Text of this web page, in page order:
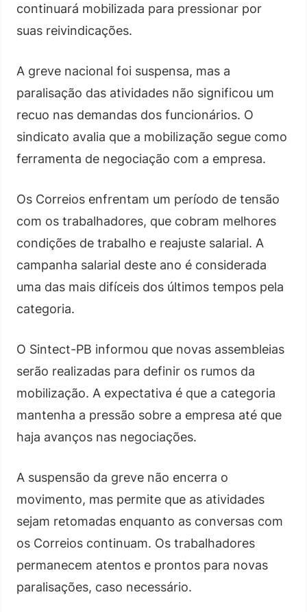
continuará mobilizada para pressionar por
suas reivindicações.
A greve nacional foi suspensa, mas a
paralisação das atividades não significou um
recuo nas demandas dos funcionários. O
sindicato avalia que a mobilização segue como
ferramenta de negociação com a empresa.
Os Correios enfrentam um período de tensão
com os trabalhadores, que cobram melhores
condições de trabalho e reajuste salarial. A
campanha salarial deste ano é considerada
uma das mais difíceis dos últimos tempos pela
categoria.
O Sintect-PB informou que novas assembleias
serão realizadas para definir os rumos da
mobilização. A expectativa é que a categoria
mantenha a pressão sobre a empresa até que
haja avanços nas negociações.
A suspensão da greve não encerra o
movimento, mas permite que as atividades
sejam retomadas enquanto as conversas com
os Correios continuam. Os trabalhadores
permanecem atentos e prontos para novas
paralisações, caso necessário.